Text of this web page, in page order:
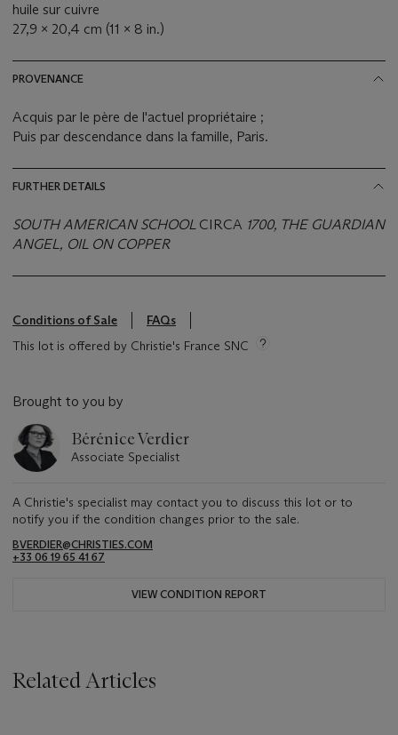
huile sur cuivre
27,9 x 20,4 cm (11 x 8 in.)
PROVENANCE
Acquis par le père de l'actuel propriétaire ;
Puis par descendance dans la famille, Paris.
FURTHER DETAILS
SOUTH AMERICAN SCHOOL CIRCA 1700, THE GUARDIAN
ANGEL, OIL ON COPPER
Conditions of Sale
FAQs
This lot is offered by Christie's France SNC
Brought to you by
Bérénice Verdier
Associate Specialist
A Christie's specialist may contact you to discuss this lot or to
notify you if the condition changes prior to the sale.
BVERDIER@CHRISTIES.COM
+33 06 19 65 41 67
VIEW CONDITION REPORT
Related Articles